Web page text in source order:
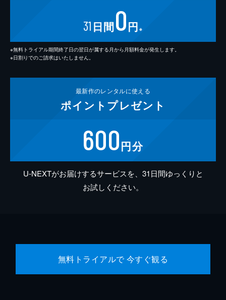
31 日間0円 ※
※無料トライアル期間終了日の翌日が属する月から月額料金が発生します。
※日割りでのご請求はいたしません。
最新作のレンタルに使える
ポイント プレゼント
600円分
U-NEXTがお届けするサービスを、31日間ゆっくりと
お試しください。
無料トライアルで 今すぐ観る